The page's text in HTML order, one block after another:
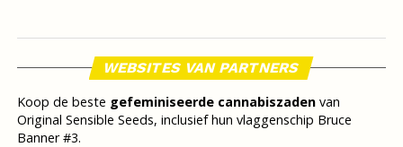
WEBSITES VAN PARTNERS
Koop de beste gefeminiseerde cannabiszadenvan
Original Sensible Seeds, inclusief hun vlaggenschip Bruce
Banner #3.